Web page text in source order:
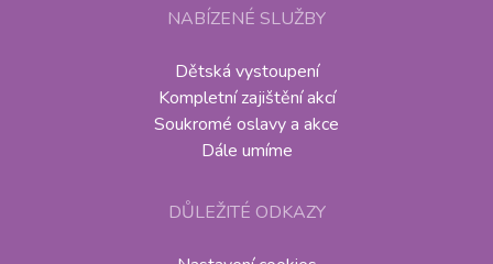
NABÍZENÉ SLUŽBY
Dětská vystoupení
Kompletní zajištění akcí
Soukromé oslavy a akce
Dále umíme
DŮLEŽITÉ ODKAZY